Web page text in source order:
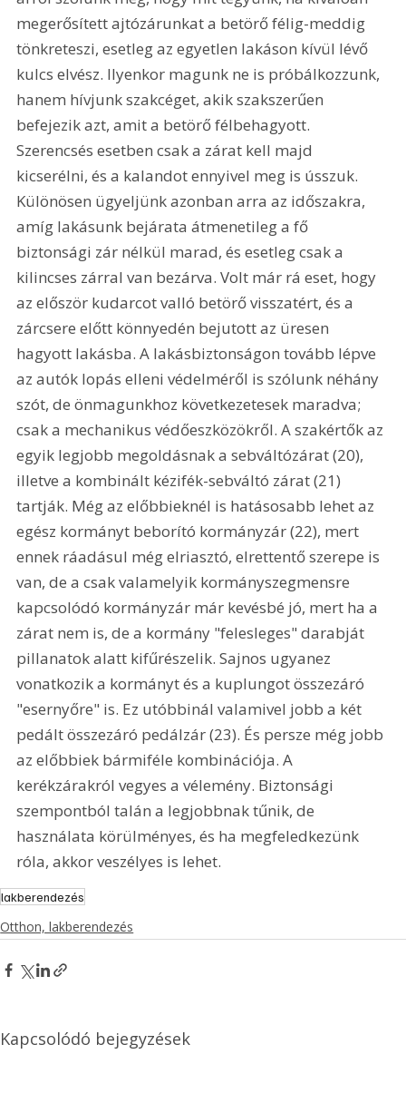
megerősített ajtózárunkat a betörő félig-meddig
tönkreteszi, esetleg az egyetlen lakáson kívül lévő
kulcs elvész. Ilyenkor magunk ne is próbálkozzunk,
hanem hívjunk szakcéget, akik szakszerűen
befejezik azt, amit a betörő félbehagyott.
Szerencsés esetben csak a zárat kell majd
kicserélni, és a kalandot ennyivel meg is ússzuk.
Különösen ügyeljünk azonban arra az időszakra,
amíg lakásunk bejárata átmenetileg a fő
biztonsági zár nélkül marad, és esetleg csak a
kilincses zárral van bezárva. Volt már rá eset, hogy
az először kudarcot valló betörő visszatért, és a
zárcsere előtt könnyedén bejutott az üresen
hagyott lakásba. A lakásbiztonságon tovább lépve
az autók lopás elleni védelméről is szólunk néhány
szót, de önmagunkhoz következetesek maradva;
csak a mechanikus védőeszközökről. A szakértők az
egyik legjobb megoldásnak a sebváltózárat (20),
illetve a kombinált kézifék-sebváltó zárat (21)
tartják. Még az előbbieknél is hatásosabb lehet az
egész kormányt beborító kormányzár (22), mert
ennek ráadásul még elriasztó, elrettentő szerepe is
van, de a csak valamelyik kormányszegmensre
kapcsolódó kormányzár már kevésbé jó, mert ha a
zárat nem is, de a kormány "felesleges" darabját
pillanatok alatt kifűrészelik. Sajnos ugyanez
vonatkozik a kormányt és a kuplungot összezáró
"esernyőre" is. Ez utóbbinál valamivel jobb a két
pedált összezáró pedálzár (23). És persze még jobb
az előbbiek bármiféle kombinációja. A
kerékzárakról vegyes a vélemény. Biztonsági
szempontból talán a legjobbnak tűnik, de
használata körülményes, és ha megfeledkezünk
róla, akkor veszélyes is lehet.
lakberendezés
Otthon, lakberendezés
Kapcsolódó bejegyzések